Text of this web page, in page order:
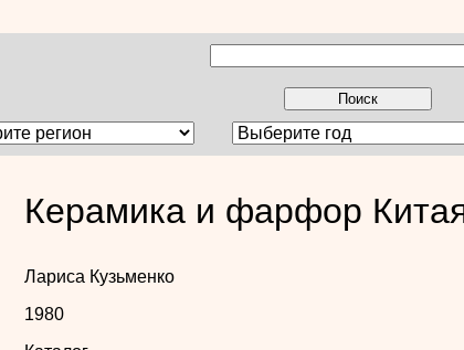
Керамика и фарфор
Лариса Кузьменко
1980